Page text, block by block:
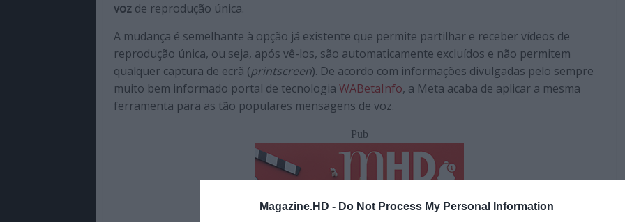
Magazine.HD - Do Not Process My Personal Information
voz de reprodução única.
A mudança é semelhante à opção já existente que permite partilhar e receber vídeos de
reprodução única, ou seja, após vê-los, são automaticamente excluídos e não permitem
qualquer captura de ecrã (printscreen). De acordo com informações divulgadas pelo sempre
muito bem informado portal de tecnologia WABetaInfo, a Meta acaba de aplicar a mesma
ferramenta para as tão populares mensagens de voz.
Pub